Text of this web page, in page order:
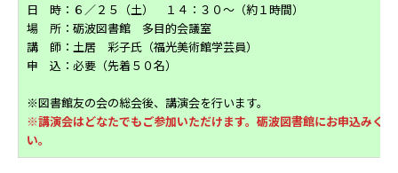
日 時：６／２５（土） １４：３０～（約１時間）
場 所：砺波図書館 多目的会議室
講 師：土居 彩子氏（福光美術館学芸員）
申 込：必要（先着５０名）
※図書館友の会の総会後、講演会を行います。
※講演会はどなたでもご参加いただけます。砺波図書館にお申込みく
い。